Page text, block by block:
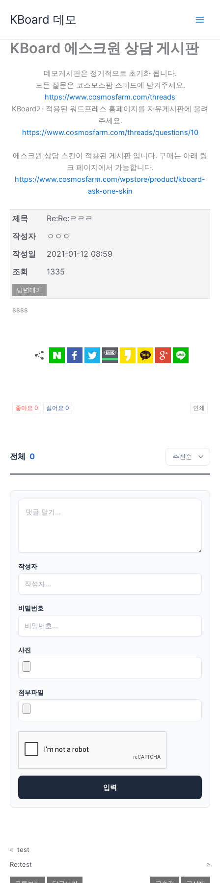
로
KBoard 데모
KBoard 에스크원 상담 게시판
데모게시판은 정기적으로 초기화 됩니다.
모든 질문은 코스모스팜 스레드에 남겨주세요.
https://www.cosmosfarm.com/threads
KBoard가 적용된 워드프레스 홈페이지를 자유게시판에 올려
주세요.
https://www.cosmosfarm.com/threads/questions/10
에스크원 상담 스킨이 적용된 게시판 입니다. 구매는 아래 링
크 페이지에서 가능합니다.
https://www.cosmosfarm.com/wpstore/product/kboard-
ask-one-skin
제목
Re:Re:ㄹㄹㄹ
작성자
ㅇㅇㅇ
작성일
2021-01-12 08:59
조회
1335
답변대기
ssss
좋아요 0 싫어요 0 인쇄
전체 0
작성자
비밀번호
사진
첨부파일
« test
Re:test
»